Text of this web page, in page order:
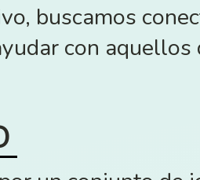
buscamos
con